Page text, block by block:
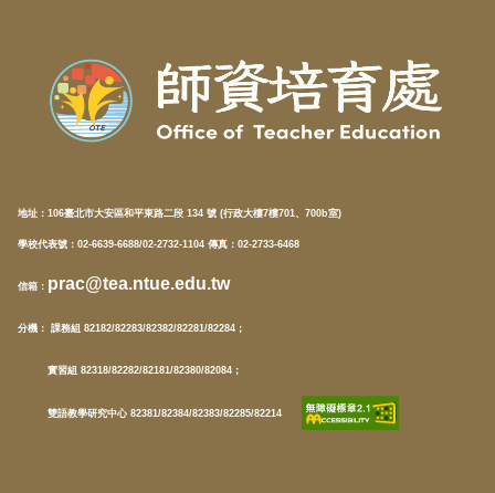
地址： 106臺北市大安區和平東路二段 134 號 (行政大樓7樓701、700b室)
學校代表號：02-6639-6688/02-2732-1104 傳真：02-2733-6468
信箱 ： prac@tea.ntue.edu.tw
分機 ： 課務組 82182/82283/82382/82281/82284；
實習組 82318/82282/82181/82380/82084；
雙語教學研究中心 82381/82384/82383/82285/82214